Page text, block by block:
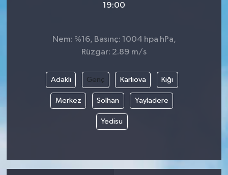
19:00
Nem: %16, Basınç: 1004 hpa hPa,
Rüzgar: 2.89 m/s
Adaklı Genç Karlıova Kiğı
Merkez Solhan Yayladere
Yedisu
Resmî ilanlar
Sağlık
Spor